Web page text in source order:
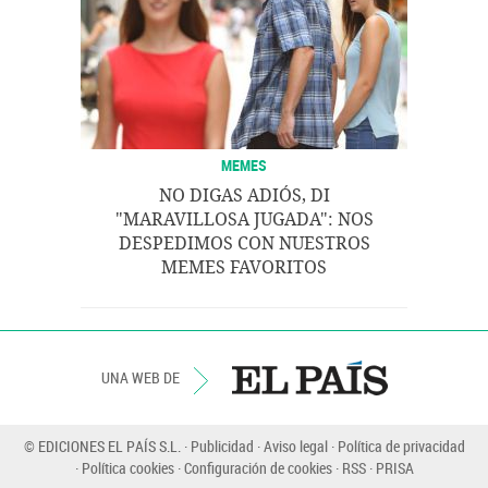
MEMES
NO DIGAS ADIÓS, DI
"MARAVILLOSA JUGADA": NOS
DESPEDIMOS CON NUESTROS
MEMES FAVORITOS
UNA WEB DE
© EDICIONES EL PAÍS S.L. Publicidad Aviso legal Política de privacidad
Política cookies Configuración de cookies RSS PRISA